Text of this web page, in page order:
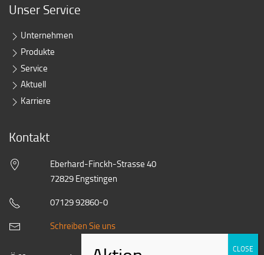
Unser Service
Unternehmen
Produkte
Service
Aktuell
Karriere
Kontakt
Eberhard-Finckh-Strasse 40
72829 Engstingen
07129 92860-0
Schreiben Sie uns